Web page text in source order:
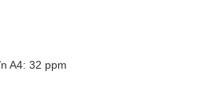
A4: 32 ppm